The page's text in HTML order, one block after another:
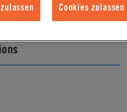
Cookies zulassen